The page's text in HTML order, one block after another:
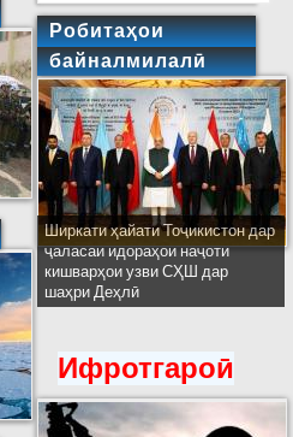
Робитаҳои
байналмилалӣ
Ширкати ҳайати Тоҷикистон дар
ҷаласаи идораҳои наҷоти
кишварҳои узви СҲШ дар
шаҳри Деҳлӣ
Ифротгароӣ